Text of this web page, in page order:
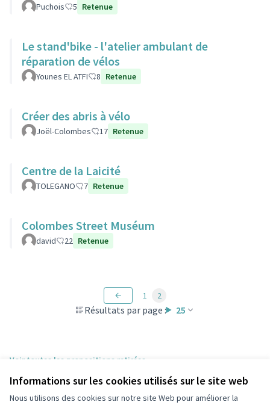
Informations sur les cookies utilisés sur le site web
Nous utilisons des cookies sur notre site Web pour améliorer la
Puchois 5 Retenue
Le stand'bike - l'atelier ambulant de
réparation de vélos
Younes EL ATFI 8 Retenue
Créer des abris à vélo
Joël-Colombes 17 Retenue
Centre de la Laicité
TOLEGANO 7 Retenue
Colombes Street Muséum
david 22 Retenue
Résultats par page : 25
1 2
Voir toutes les propositions retirées
Conditions d'utilisation